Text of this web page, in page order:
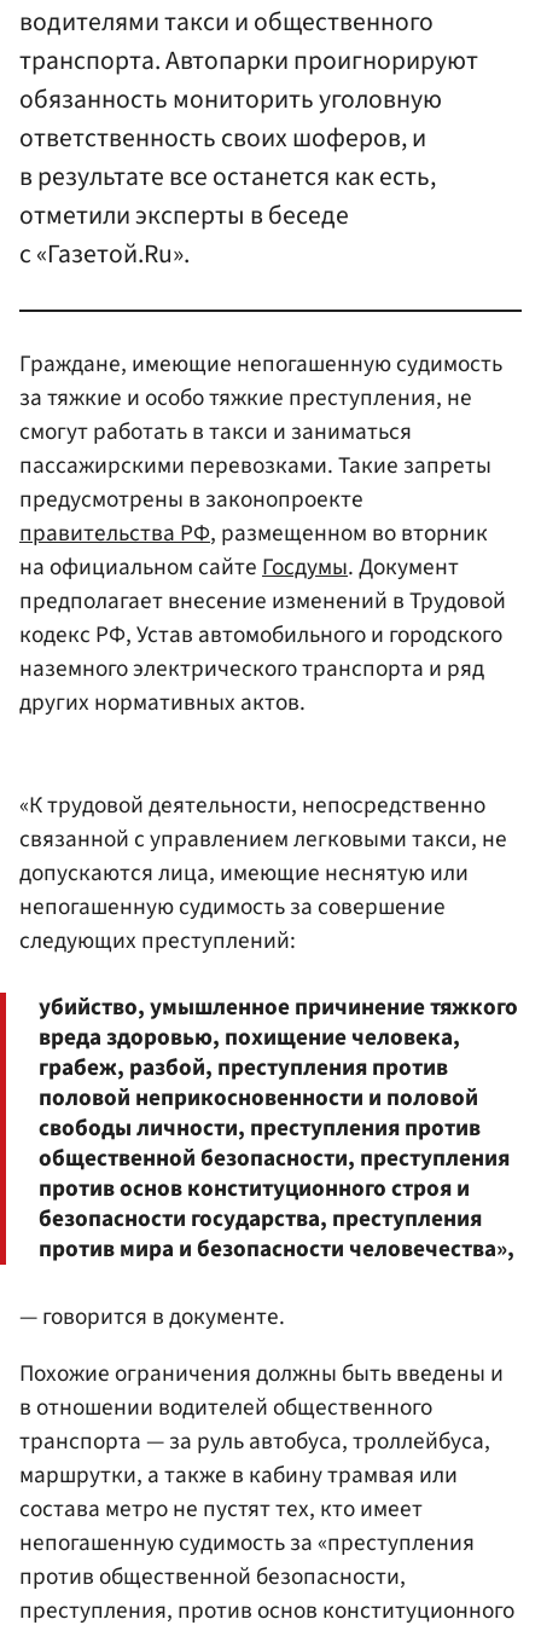
водителями такси и общественного
транспорта. Автопарки проигнорируют
обязанность мониторить уголовную
ответственность своих шоферов, и
в результате все останется как есть,
отметили эксперты в беседе
с «Газетой.Ru».
Граждане, имеющие непогашенную судимость
за тяжкие и особо тяжкие преступления, не
смогут работать в такси и заниматься
пассажирскими перевозками. Такие запреты
предусмотрены в законопроекте
правительства РФ, размещенном во вторник
на официальном сайтеГосдумы. Документ
предполагает внесение изменений в Трудовой
кодекс РФ, Устав автомобильного и городского
наземного электрического транспорта и ряд
других нормативных актов.
«К трудовой деятельности, непосредственно
связанной с управлением легковыми такси, не
допускаются лица, имеющие неснятую или
непогашенную судимость за совершение
следующих преступлений:
убийство, умышленное причинение тяжкого
вреда здоровью, похищение человека,
грабеж, разбой, преступления против
половой неприкосновенности и половой
свободы личности, преступления против
общественной безопасности, преступления
против основ конституционного строя и
безопасности государства, преступления
против мира и безопасности человечества»,
— говорится в документе.
Похожие ограничения должны быть введены и
в отношении водителей общественного
транспорта — за руль автобуса, троллейбуса,
маршрутки, а также в кабину трамвая или
состава метро не пустят тех, кто имеет
непогашенную судимость за «преступления
против общественной безопасности,
преступления, против основ конституционного